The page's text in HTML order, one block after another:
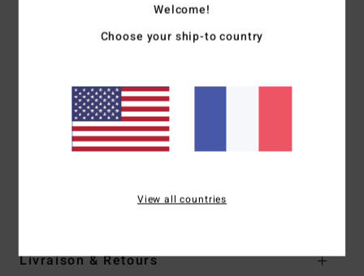
col rond
Coussinets :coussinets amovibles
Couvrance :couvrance maxi
Autres caractéristiques :
Traçabilité du produit (Loi Agec)
Livraison & Retours
Welcome!
Choose your ship-to country
View all countries